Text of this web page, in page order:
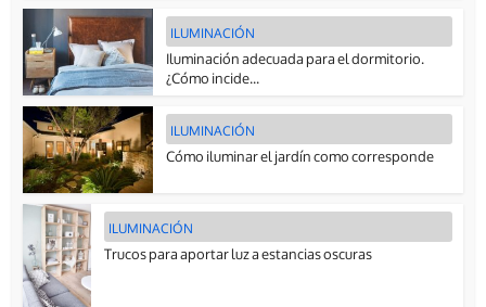
ILUMINACIÓN
Iluminación adecuada para el dormitorio.
¿Cómo incide...
ILUMINACIÓN
Cómo iluminar el jardín como corresponde
ILUMINACIÓN
Trucos para aportar luz a estancias oscuras